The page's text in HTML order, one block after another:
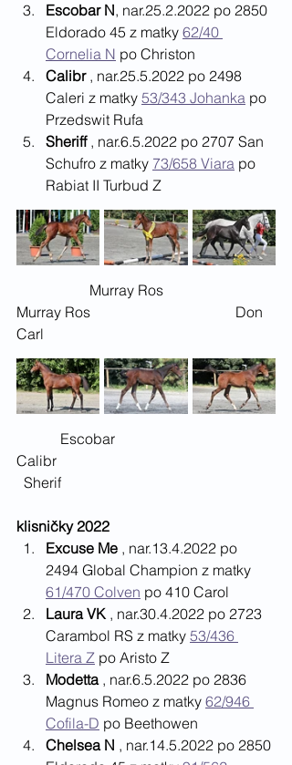
Escobar N, nar.25.2.2022 po 2850
Eldorado 45 z matky 62/40
Cornelia N po Christon
Calibr , nar.25.5.2022 po 2498
Caleri z matky 53/343 Johanka po
Przedswit Rufa
Sheriff , nar.6.5.2022 po 2707 San
Schufro z matky 73/658 Viara po
Rabiat II Turbud Z
Murray Ros				Don
Carl
Calibr
  Sherif
klisničky 2022
Excuse Me , nar.13.4.2022 po
2494 Global Champion z matky
61/470 Colven po 410 Carol
Laura VK , nar.30.4.2022 po 2723
Carambol RS z matky 53/436
Litera Z po Aristo Z
Modetta , nar.6.5.2022 po 2836
Magnus Romeo z matky 62/946
Cofila-D po Beethowen
Chelsea N , nar.14.5.2022 po 2850